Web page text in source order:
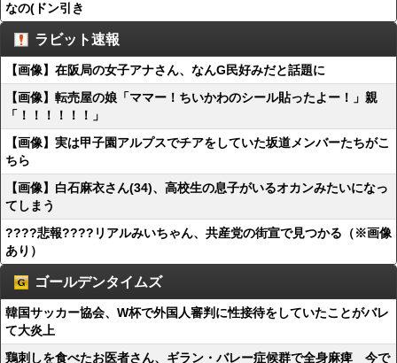
なの(ドン引き
ラビット速報
【画像】在阪局の女子アナさん、なんG民好みだと話題に
【画像】転売屋の娘「ママー！ちいかわのシール貼ったよー！」親
「！！！！！！」
【画像】実は甲子園アルプスでチアをしていた坂道メンバーたちがこ
ちら
【画像】白石麻衣さん(34)、高校生の息子がいるオカンみたいになっ
てしまう
????悲報????リアルみいちゃん、共産党の街宣で見つかる（※画像
あり）
ゴールデンタイムズ
韓国サッカー協会、W杯で外国人審判に性接待をしていたことがバレ
て大炎上
鶏刺しを食べたお医者さん、ギラン・バレー症候群で全身麻痺 今で